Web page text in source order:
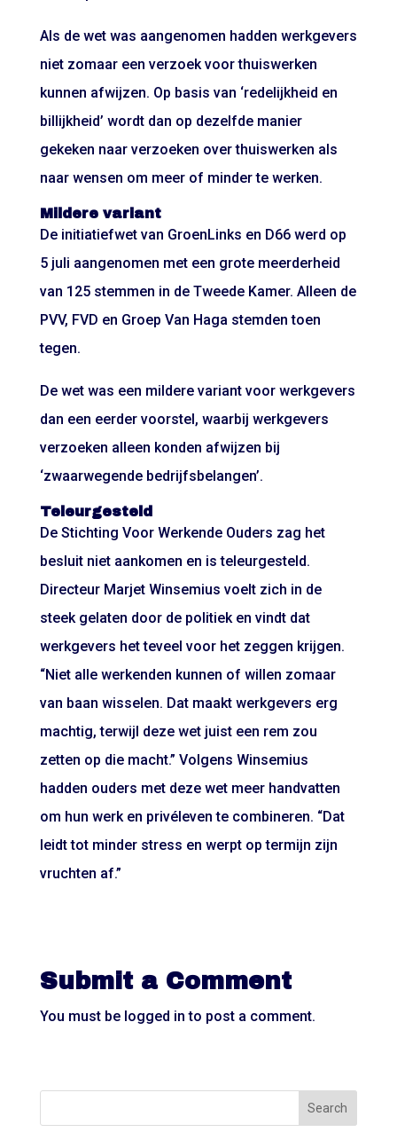
Als de wet was aangenomen hadden werkgevers
niet zomaar een verzoek voor thuiswerken
kunnen afwijzen. Op basis van ‘redelijkheid en
billijkheid’ wordt dan op dezelfde manier
gekeken naar verzoeken over thuiswerken als
naar wensen om meer of minder te werken.
Mildere variant
De initiatiefwet van GroenLinks en D66 werd op
5 juli aangenomen met een grote meerderheid
van 125 stemmen in de Tweede Kamer. Alleen de
PVV, FVD en Groep Van Haga stemden toen
tegen.
De wet was een mildere variant voor werkgevers
dan een eerder voorstel, waarbij werkgevers
verzoeken alleen konden afwijzen bij
‘zwaarwegende bedrijfsbelangen’.
Teleurgesteld
De Stichting Voor Werkende Ouders zag het
besluit niet aankomen en is teleurgesteld.
Directeur Marjet Winsemius voelt zich in de
steek gelaten door de politiek en vindt dat
werkgevers het teveel voor het zeggen krijgen.
“Niet alle werkenden kunnen of willen zomaar
van baan wisselen. Dat maakt werkgevers erg
machtig, terwijl deze wet juist een rem zou
zetten op die macht.” Volgens Winsemius
hadden ouders met deze wet meer handvatten
om hun werk en privéleven te combineren. “Dat
leidt tot minder stress en werpt op termijn zijn
vruchten af.”
Submit a Comment
You must be logged in to post a comment.